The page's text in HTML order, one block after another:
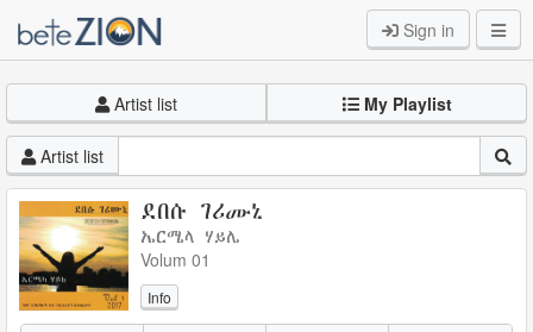
Sign in
Artist list My Playlist
Artist list
ደበሱ ገሪሙኒ
ኤርሜላ ሃይሌ
Volum 01
Info